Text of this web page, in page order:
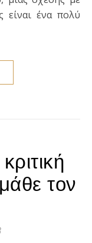
είναι ένα πολύ
τον